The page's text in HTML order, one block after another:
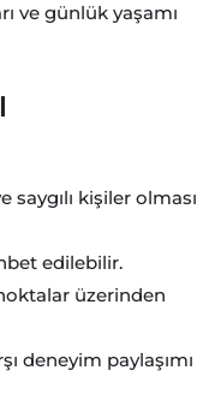
ve günlük yaşamı
saygılı kişiler olması
edilebilir.
üzerinden
deneyim paylaşımı